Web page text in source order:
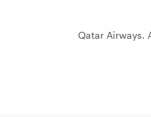
Qatar Airways.